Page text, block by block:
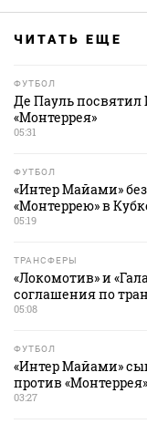
ЧИТАТЬ ЕЩЕ
ФУТБОЛ
Де Пауль посвятил
«Монтеррея»
05:31
ФУТБОЛ
«Интер Майами»
«Монтеррею» в
05:19
ТРАНСФЕРЫ
«Локомотив» и
соглашения по
05:08
ФУТБОЛ
«Интер Майами»
против
03:27